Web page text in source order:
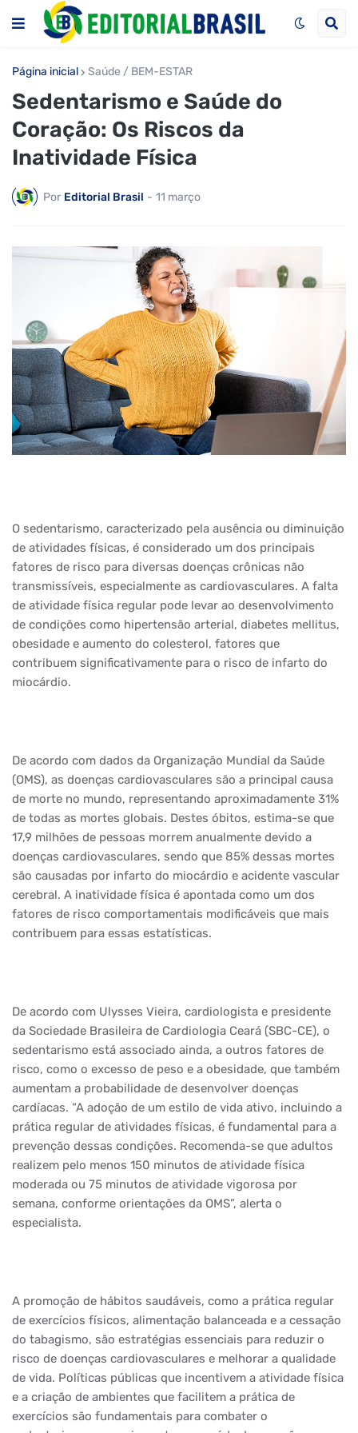
Página inicial Saúde / BEM-ESTAR
Sedentarismo e Saúde do
Coração: Os Riscos da
Inatividade Física
Por Editorial Brasil - 11 março
O sedentarismo, caracterizado pela ausência ou diminuição
de atividades físicas, é considerado um dos principais
fatores de risco para diversas doenças crônicas não
transmissíveis, especialmente as cardiovasculares. A falta
de atividade física regular pode levar ao desenvolvimento
de condições como hipertensão arterial, diabetes mellitus,
obesidade e aumento do colesterol, fatores que
contribuem significativamente para o risco de infarto do
miocárdio.
De acordo com dados da Organização Mundial da Saúde
(OMS), as doenças cardiovasculares são a principal causa
de morte no mundo, representando aproximadamente 31%
de todas as mortes globais. Destes óbitos, estima-se que
17,9 milhões de pessoas morrem anualmente devido a
doenças cardiovasculares, sendo que 85% dessas mortes
são causadas por infarto do miocárdio e acidente vascular
cerebral. A inatividade física é apontada como um dos
fatores de risco comportamentais modificáveis que mais
contribuem para essas estatísticas.
De acordo com Ulysses Vieira, cardiologista e presidente
da Sociedade Brasileira de Cardiologia Ceará (SBC-CE), o
sedentarismo está associado ainda, a outros fatores de
risco, como o excesso de peso e a obesidade, que também
aumentam a probabilidade de desenvolver doenças
cardíacas. “A adoção de um estilo de vida ativo, incluindo a
prática regular de atividades físicas, é fundamental para a
prevenção dessas condições. Recomenda-se que adultos
realizem pelo menos 150 minutos de atividade física
moderada ou 75 minutos de atividade vigorosa por
semana, conforme orientações da OMS”, alerta o
especialista.
A promoção de hábitos saudáveis, como a prática regular
de exercícios físicos, alimentação balanceada e a cessação
do tabagismo, são estratégias essenciais para reduzir o
risco de doenças cardiovasculares e melhorar a qualidade
de vida. Políticas públicas que incentivem a atividade física
e a criação de ambientes que facilitem a prática de
exercícios são fundamentais para combater o